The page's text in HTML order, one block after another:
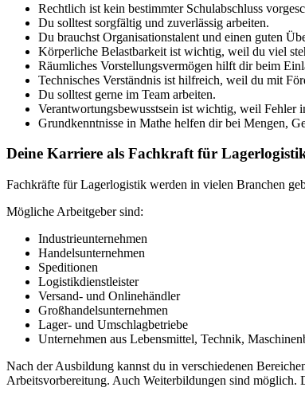
Rechtlich ist kein bestimmter Schulabschluss
Du solltest sorgfältig und zuverlässig arbeiten.
Du brauchst Organisationstalent und einen guten
Körperliche Belastbarkeit ist wichtig, weil du viel
Räumliches Vorstellungsvermögen hilft dir beim
Technisches Verständnis ist hilfreich, weil du mit
Du solltest gerne im Team arbeiten.
Verantwortungsbewusstsein ist wichtig, weil Fehler
Grundkenntnisse in Mathe helfen dir bei Mengen,
Deine Karriere als Fachkraft für
Fachkräfte für Lagerlogistik werden in vielen Branchen
Mögliche Arbeitgeber sind:
Industrieunternehmen
Handelsunternehmen
Speditionen
Logistikdienstleister
Versand- und Onlinehändler
Großhandelsunternehmen
Lager- und Umschlagbetriebe
Unternehmen aus Lebensmittel, Technik,
Nach der Ausbildung kannst du in verschiedenen
Arbeitsvorbereitung. Auch Weiterbildungen sind möglich.